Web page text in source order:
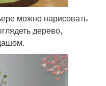
можно нарисовать
дерево,